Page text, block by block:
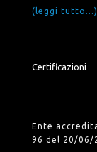
(leggi tutto...)
Certificazioni
Ente
96 del 20/06/